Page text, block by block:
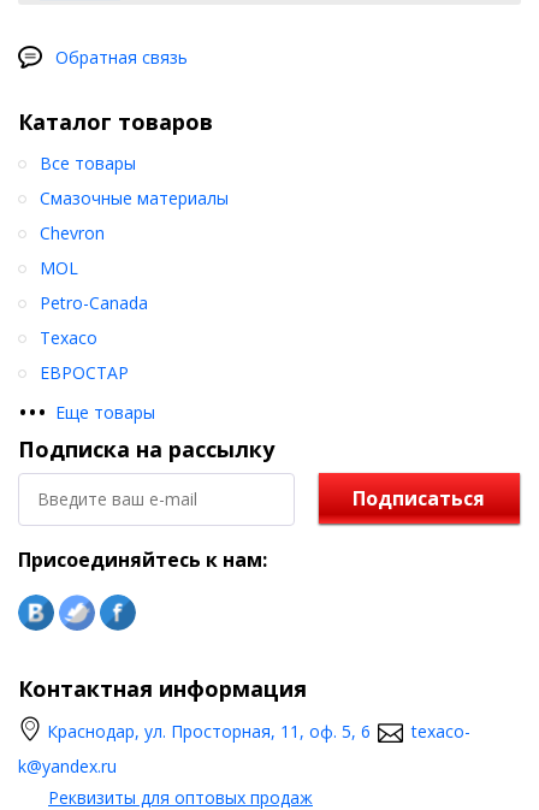
Обратная связь
Каталог товаров
••• Еще товары
Все товары
Смазочные материалы
Chevron
MOL
Petro-Canada
Texaco
ЕВРОСТАР
Подписка на рассылку
Подписаться
Присоединяйтесь к нам:
Контактная информация
Краснодар, ул. Просторная, 11, оф. 5, 6
texaco-
k@yandex.ru
Реквизиты для оптовых продаж